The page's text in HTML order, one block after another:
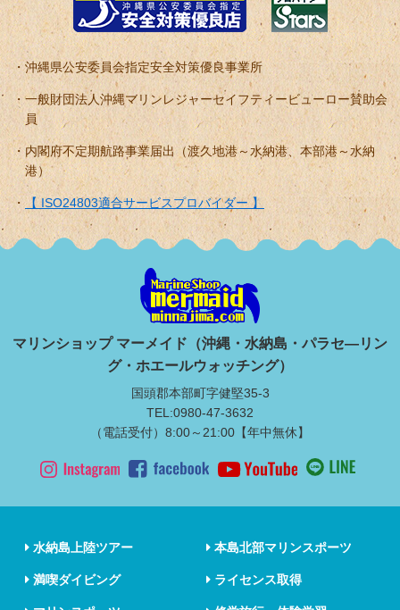
沖縄県公安委員会指定安全対策優良事業所
一般財団法人沖縄マリンレジャーセイフティービューロー賛助会
員
内閣府不定期航路事業届出（渡久地港～水納港、本部港～水納
港）
【 ISO24803適合サービスプロバイダー 】
マリンショップ マーメイド（沖縄・水納島・パラセ―リン
グ・ホエールウォッチング）
国頭郡本部町字健堅35-3
TEL:0980-47-3632
（電話受付）8:00～21:00【年中無休】
水納島上陸ツアー 本島北部マリンスポーツ
満喫ダイビング ライセンス取得